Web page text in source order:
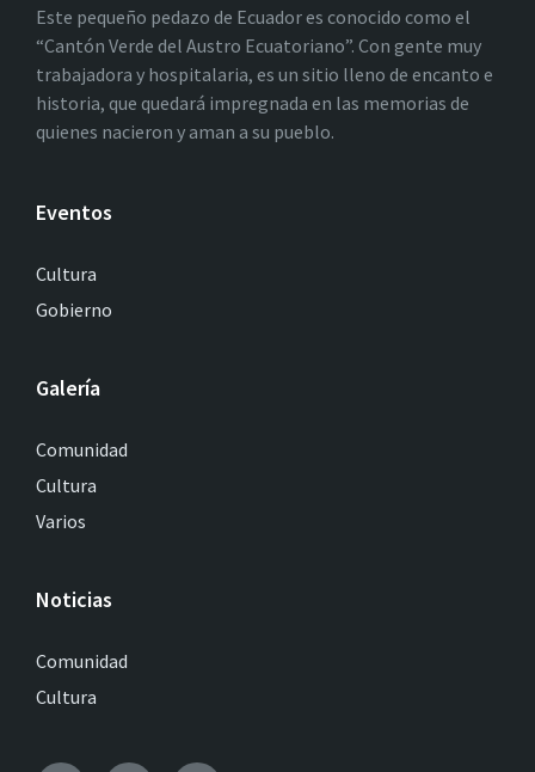
Este pequeño pedazo de Ecuador es conocido como el
“Cantón Verde del Austro Ecuatoriano”. Con gente muy
trabajadora y hospitalaria, es un sitio lleno de encanto e
historia, que quedará impregnada en las memorias de
quienes nacieron y aman a su pueblo.
Eventos
Cultura
Gobierno
Galería
Comunidad
Cultura
Varios
Noticias
Comunidad
Cultura